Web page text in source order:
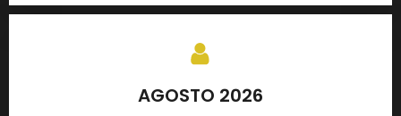
AGOSTO 2026